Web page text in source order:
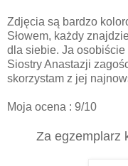
Zdjęcia są bardzo
Słowem, każdy
dla siebie. Ja
Siostry Anastazji
skorzystam z jej
Moja ocena : 9/10
Za egzemplarz